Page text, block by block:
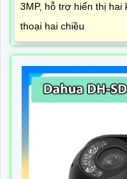
3MP, hỗ trợ hiển thị hai
thoại hai chiều